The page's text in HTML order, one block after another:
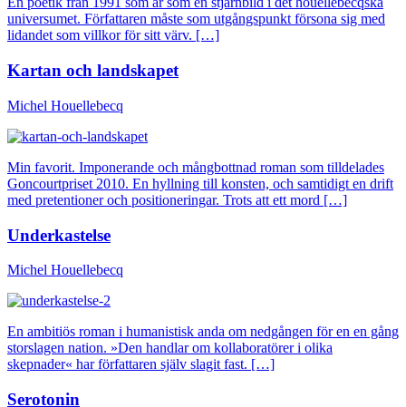
universumet. Författaren måste som utgångspunkt försona sig med
lidandet som villkor för sitt värv. […]
Kartan och landskapet
Michel Houellebecq
Min favorit. Imponerande och mångbottnad roman som tilldelades
Goncourtpriset 2010. En hyllning till konsten, och samtidigt en drift
med pretentioner och positioneringar. Trots att ett mord […]
Underkastelse
Michel Houellebecq
En ambitiös roman i humanistisk anda om nedgången för en en gång
storslagen nation. »Den handlar om kollaboratörer i olika
skepnader« har författaren själv slagit fast. […]
Serotonin